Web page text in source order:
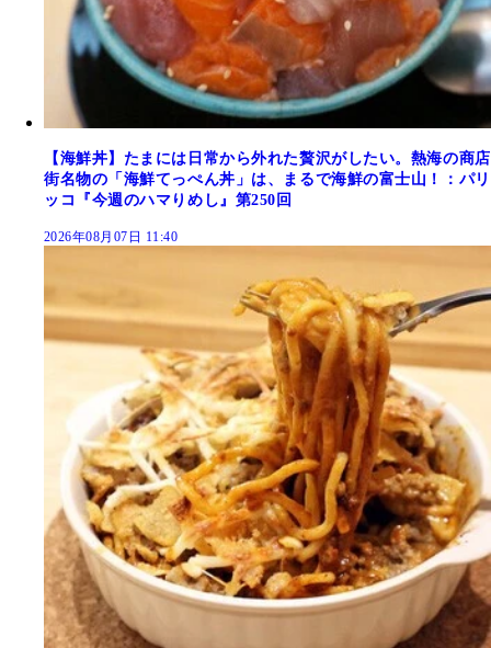
【海鮮丼】たまには日常から外れた贅沢がしたい。熱海の商店
街名物の「海鮮てっぺん丼」は、まるで海鮮の富士山！：パリ
ッコ『今週のハマりめし』第250回
2026年08月07日 11:40